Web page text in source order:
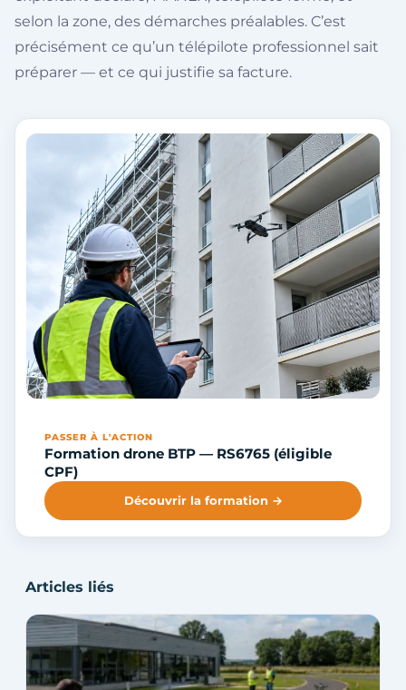
selon la zone, des démarches préalables. C’est
précisément ce qu’un télépilote professionnel sait
préparer — et ce qui justifie sa facture.
PASSER À L'ACTION
Formation drone BTP — RS6765 (éligible
CPF)
Découvrir la formation →
Articles liés